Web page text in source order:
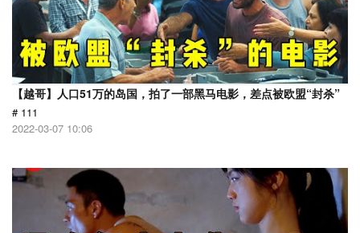
【越哥】人口51万的岛国，拍了一部黑马电影，差点被欧盟“封杀”
# 111
2022-03-07 10:06